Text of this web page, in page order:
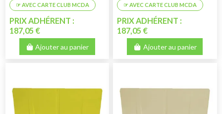
PRIX ADHÉRENT :
187,05 €
Ajouter au panier
PRIX ADHÉRENT :
187,05 €
Ajouter au panier